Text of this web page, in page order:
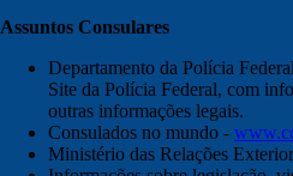
Assuntos Consulares
Departamento da Polícia
Site da Polícia Federal, com
outras informações legais.
Consulados no mundo -
Ministério das Relações